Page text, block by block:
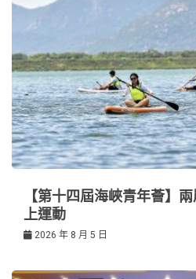
【第十四屆海峽青年薈】
上運動
2026 年 8 月 5 日